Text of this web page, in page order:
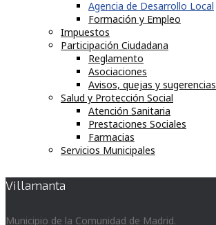
Agencia de Desarrollo Local
Formación y Empleo
Impuestos
Participación Ciudadana
Reglamento
Asociaciones
Avisos, quejas y sugerencias
Salud y Protección Social
Atención Sanitaria
Prestaciones Sociales
Farmacias
Servicios Municipales
Villamanta
Municipio de la Comunidad de Madrid.